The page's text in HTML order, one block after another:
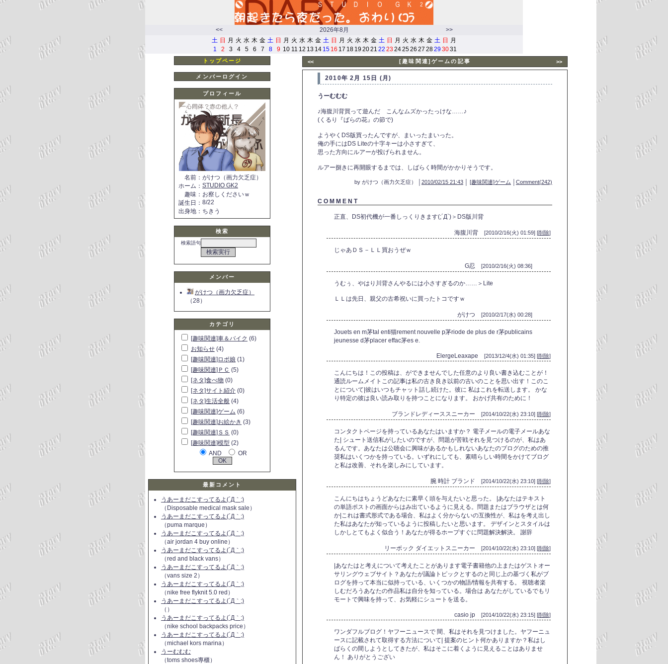
<< 2026年8月
>>
土 日 月 火 水 木 金 土 日 月 火 水 木 金 土 日 月 火 水 木 金 土 日 月 火 水 木 金 土 日
月
1
2 3 4 5 6 7 8 9 10 11 12 13 14 15 16 17 18 19 2021 22 23 242526 27 2829 3031
トップページ
メンバーログイン
プロフィール
名前 ： がけつ（画力欠乏症）
ホーム ： STUDIO GK2
趣味 ： お察しくださいｗ
誕生日 ： 8/22
出身地 ： ちきう
検索
検索語句
メンバー
がけつ（画力欠乏症）
（28）
カテゴリ
[趣味関連]車＆バイク (6)
お知らせ (4)
[趣味関連]ロボ娘 (1)
[趣味関連]ＰＣ (5)
[ネタ]食べ物 (0)
[ネタ]サイト紹介 (0)
[ネタ]生活全般 (4)
[趣味関連]ゲーム (6)
[趣味関連]お絵かき (3)
[趣味関連]ＳＳ (0)
[趣味関連]模型 (2)
AND
OR
最新コメント
うあーまだこすってるよ(´Д｀;)
（Disposable medical mask sale）
うあーまだこすってるよ(´Д｀;)
（puma marque）
うあーまだこすってるよ(´Д｀;)
（air jordan 4 buy online）
うあーまだこすってるよ(´Д｀;)
（red and black vans）
うあーまだこすってるよ(´Д｀;)
（vans size 2）
うあーまだこすってるよ(´Д｀;)
（nike free flyknit 5.0 red）
うあーまだこすってるよ(´Д｀;)
（）
うあーまだこすってるよ(´Д｀;)
（nike school backpacks price）
うあーまだこすってるよ(´Д｀;)
（michael kors marina）
うーむむむ
（toms shoes專櫃）
<< [趣味関連]ゲームの記事 >>
2010年 2月 15日 (月)
うーむむむ
♪海腹川背買って遊んだ こんなムズかったっけな……♪
(くるり『ばらの花』の節で)
ようやくDS版買ったんですが、まいったまいった。
俺の手にはDS Liteの十字キーは小さすぎて、
思った方向にルアーが投げられません。
ルアー捌きに再開眼するまでは、しばらく時間がかかりそうです。
by がけつ（画力欠乏症） │ 2010/02/15 21:43 [趣味関連]ゲーム Comment(242)
C O M M E N T
正直、DS初代機が一番しっくりきます(;´Д`)＞DS版川背
海腹川背 [2010/2/16(火) 01:59] [削除]
じゃあＤＳ－ＬＬ買おうぜｗ
G忍 [2010/2/16(火) 08:36]
うむぅ、やはり川背さんやるには小さすぎるのか……＞Lite
ＬＬは先日、親父の古希祝いに買ったトコですｗ
がけつ [2010/2/17(水) 00:28]
Jouets en m茅tal enti猫rement nouvelle p茅riode de plus de r茅publicains
jeunesse d茅placer effac茅es e.
ElergeLeaxape [2013/12/4(水) 01:35] [削除]
こんにちは！この投稿は、ができませんでした任意のより良い書き込むことが！
通読ルームメイトこの記事は私の古き良き以前の古いのことを思い出す！このこ
とについて|彼はいつもチャット話し続けた。彼に 私はこれを転送します。 かな
り特定の彼は良い読み取りを持つことになります。 おかげ共有のために！
ブランドレディーススニーカー [2014/10/22(水) 23:10] [削除]
コンタクトページを持っているあなたはいますか？ 電子メールの電子メールあな
た| シュート送信私がしたいのですが、問題が苦戦それを見つけるのが、私はあ
るんです。あなたは公聴会に興味があるかもしれないあなたのブログのための推
奨私はいくつかを持っている。いずれにしても、素晴らしい時間をかけてブログ
と私は改善、それを楽しみにしています。
腕 時計 ブランド [2014/10/22(水) 23:10] [削除]
こんにちはちょうどあなたに素早く頭を与えたいと思った。 |あなたはテキスト
の単語ポストの画面からはみ出ているように見える。問題またはブラウザとは何
か|これは書式形式である場合、私はよく分からないの互換性が、私はを考え出し
た私はあなたが知っているように投稿したいと思います。 デザインとスタイルは
しかしとてもよく似合う！あなたが得るホープすぐに問題解決解決。 謝辞
リーボック ダイエットスニーカー [2014/10/22(水) 23:10] [削除]
|あなたはと考えについて考えたことがあります電子書籍他の上またはゲストオー
サリングウェブサイト？あなたが議論トピックとするのと同じ上の基づく私がブ
ログを持って本当に似持っている、いくつかの物語/情報を共有する。 視聴者楽
しむだろうあなたの作品私は自分を知っている。場合は あなたがしているでもリ
モートで興味を持って、お気軽にシュートを送る。
casio jp [2014/10/22(水) 23:15] [削除]
ワンダフルブログ！ヤフーニュースで 間、私はそれを見つけました。ヤフーニュ
ースに記載されて取得する方法について| 提案のヒント何かありますか？私はし
ばらくの間しようとしてきたが、私はそこに着くように見えることはありませ
ん！ ありがとうござい